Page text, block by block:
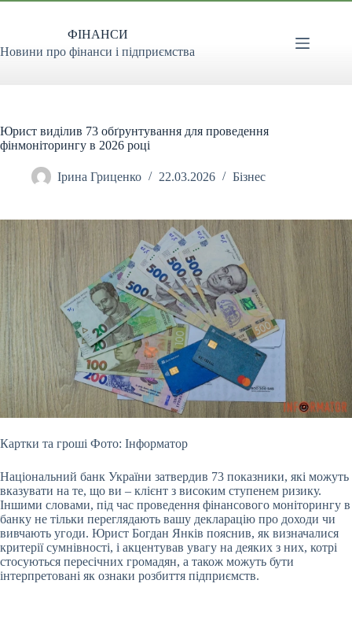
Перейти
ФІНАНСИ
Новини про фінанси і підприємства
Юрист виділив 73 обґрунтування для проведення
фінмоніторингу в 2026 році
Ірина Гриценко 22.03.2026 Бізнес
Картки та гроші Фото: Інформатор
Національний банк України затвердив 73 показники, які можуть
вказувати на те, що ви – клієнт з високим ступенем ризику.
Іншими словами, під час проведення фінансового моніторингу в
банку не тільки переглядають вашу декларацію про доходи чи
вивчають угоди. Юрист Богдан Янків пояснив, як визначалися
критерії сумнівності, і акцентував увагу на деяких з них, котрі
стосуються пересічних громадян, а також можуть бути
інтерпретовані як ознаки розбиття підприємств.